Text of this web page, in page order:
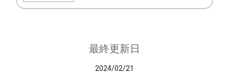
最終更新日
2024/02/21